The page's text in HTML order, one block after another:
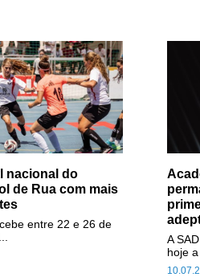
nacional do
de Rua com mais
entre 22 e 26 de
A
hoje a